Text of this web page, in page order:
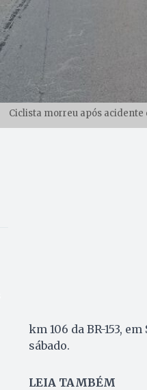
Ciclista morreu após acidente
km 106 da BR-153,
sábado.
LEIA TAMBÉM